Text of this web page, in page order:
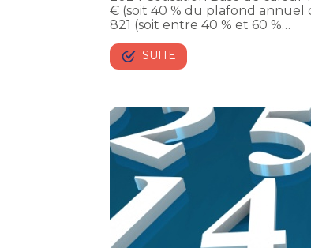
€ (soit 40 % du plafond annuel
821 (soit entre 40 % et 60 %…
SUITE